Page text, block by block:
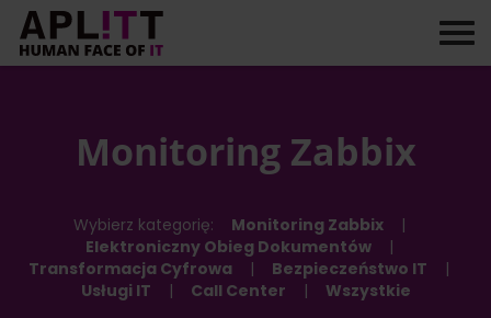
Skip
content
Monitoring Zabbix
Wybierz kategorię: Monitoring Zabbix
|
Elektroniczny Obieg Dokumentów
|
Transformacja Cyfrowa
| Bezpieczeństwo IT
|
Usługi IT
| Call Center | Wszystkie